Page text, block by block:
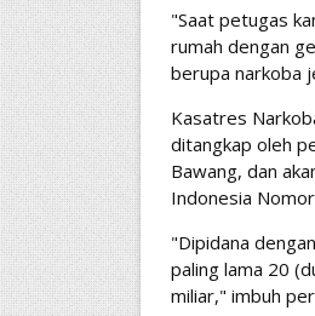
"Saat petugas
rumah dengan
berupa narkoba
Kasatres
ditangkap oleh
Bawang, dan
Indonesia
"Dipidana
paling lama 20
miliar," imbuh